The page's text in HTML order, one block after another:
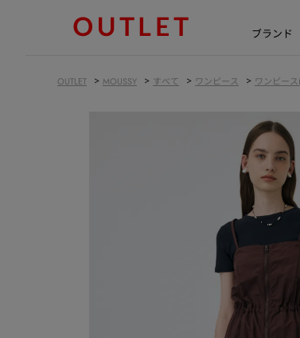
ブランド
OUTLET > MOUSSY > すべて > ワンピース > ワンピース